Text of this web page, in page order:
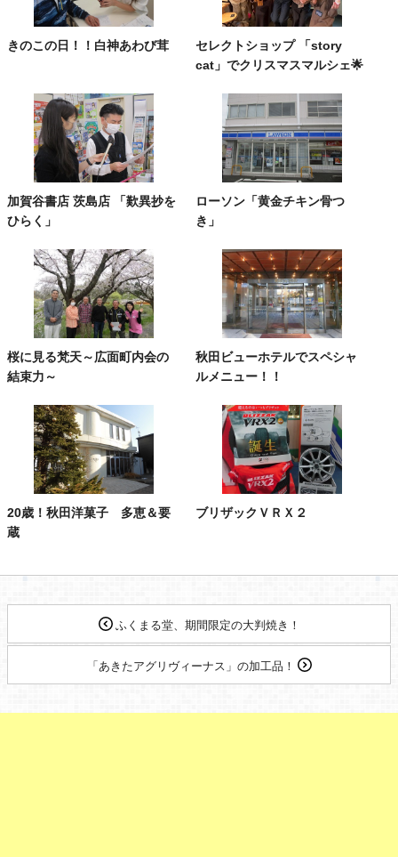
きのこの日！！白神あわび茸
セレクトショップ 「story
cat」でクリスマスマルシェ🌟
加賀谷書店 茨島店 「歎異抄を
ひらく」
ローソン「黄金チキン骨つ
き」
桜に見る梵天～広面町内会の
結束力～
秋田ビューホテルでスペシャ
ルメニュー！！
20歳！秋田洋菓子 多恵＆要
蔵
ブリザックＶＲＸ２
ふくまる堂、期間限定の大判焼き！
「あきたアグリヴィーナス」の加工品！